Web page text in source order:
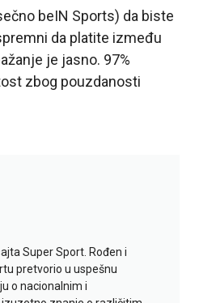
beIN Sports) da biste
da platite između
je jasno. 97%
zbog pouzdanosti
Super Sport. Rođen i
pretvorio u uspešnu
o nacionalnim i